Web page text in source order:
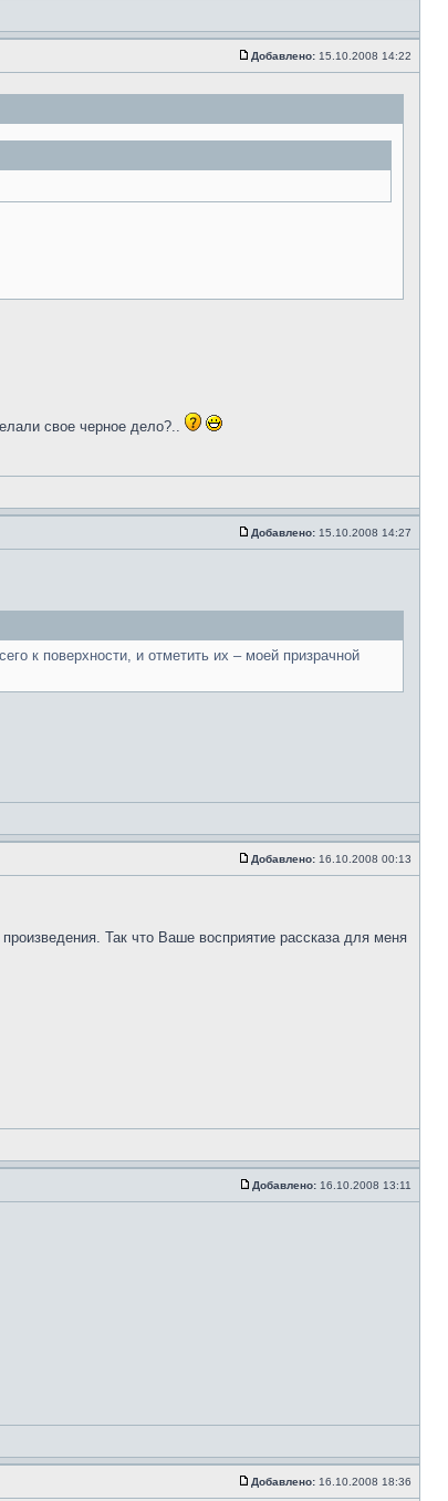
Добавлено: 15.10.2008 14:22
свое черное дело?..
Добавлено: 15.10.2008 14:27
к поверхности, и отметить их – моей призрачной
Добавлено: 16.10.2008 00:13
Так что Ваше восприятие рассказа для меня
Добавлено: 16.10.2008 13:11
Добавлено: 16.10.2008 18:36